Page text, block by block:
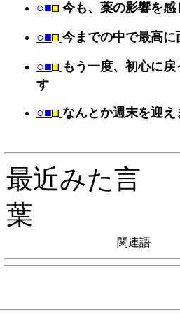
○■ 今も、薬の影響を感
○■ 今までの中で最高
○■ もう一度、初心に
す
○■ なんとか週末を迎え
最近みた言
葉
関連語